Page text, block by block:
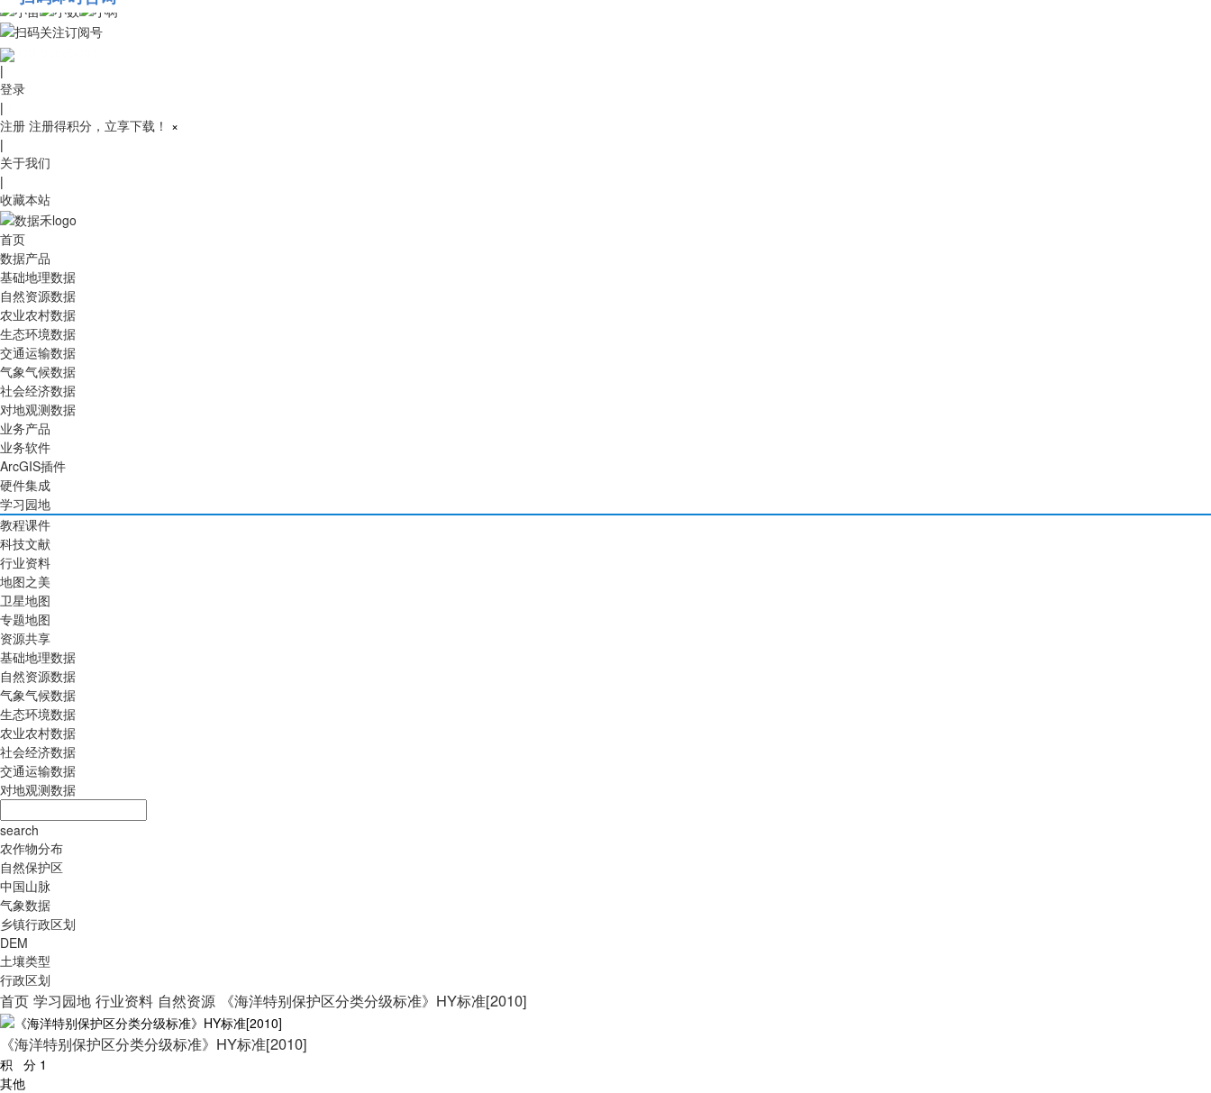
010-53689091
|
登录
|
注册 注册得积分，立享下载！ ×
|
关于我们
|
收藏本站
首页
数据产品
基础地理数据
自然资源数据
农业农村数据
生态环境数据
交通运输数据
气象气候数据
社会经济数据
对地观测数据
业务产品
业务软件
ArcGIS插件
硬件集成
学习园地
教程课件
科技文献
行业资料
地图之美
卫星地图
专题地图
资源共享
基础地理数据
自然资源数据
气象气候数据
生态环境数据
农业农村数据
社会经济数据
交通运输数据
对地观测数据
search
农作物分布
自然保护区
中国山脉
气象数据
乡镇行政区划
DEM
土壤类型
行政区划
首页 学习园地 行业资料 自然资源 《海洋特别保护区分类分级标准》HY标准[2010]
《海洋特别保护区分类分级标准》HY标准[2010]
积 分 1
其他